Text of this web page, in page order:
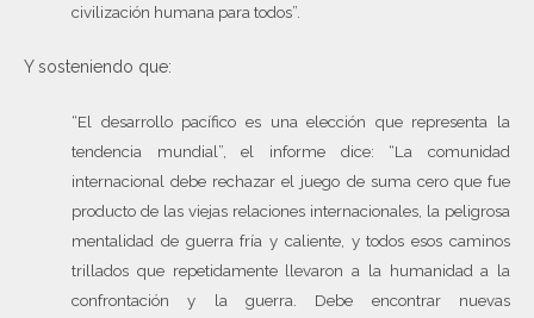
civilización humana para todos”.
Y sosteniendo que:
“El desarrollo pacífico es una elección que representa la
tendencia mundial”, el informe dice: “La comunidad
internacional debe rechazar el juego de suma cero que fue
producto de las viejas relaciones internacionales, la peligrosa
mentalidad de guerra fría y caliente, y todos esos caminos
trillados que repetidamente llevaron a la humanidad a la
confrontación y la guerra. Debe encontrar nuevas